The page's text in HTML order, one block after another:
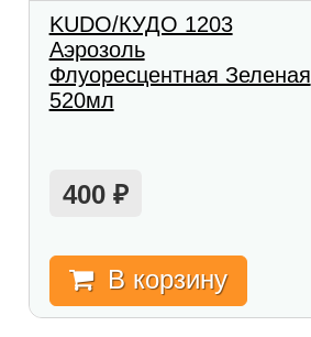
KUDO/КУДО 1203
Аэрозоль
Флуоресцентная Зеленая
520мл
400 ₽
В корзину